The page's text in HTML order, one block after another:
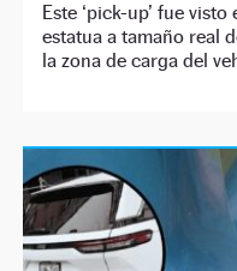
Este ‘pick-up’ fue
estatua a tamaño real
la zona de carga del